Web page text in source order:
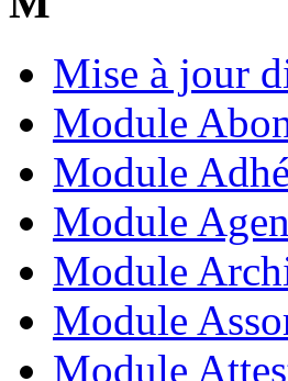
Mise à jour
Module
Module
Module
Module
Module
Module